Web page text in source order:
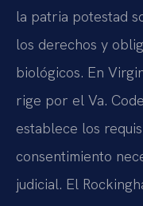
la patria potestad
los derechos y
biológicos. En
rige por el Va.
establece los
consentimiento
judicial. El